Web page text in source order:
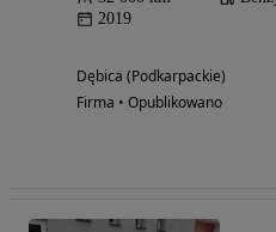
2019
Dębica (Podkarpackie)
Firma • Opublikowano